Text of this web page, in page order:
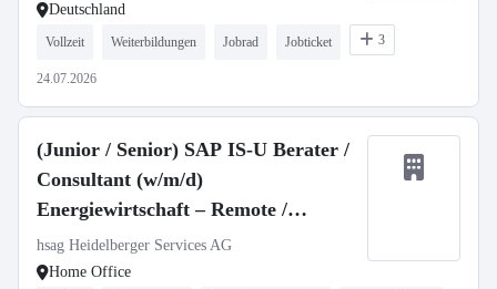
Deutschland
Vollzeit Weiterbildungen Jobrad Jobticket 3
24.07.2026
(Junior / Senior) SAP IS-U Berater /
Consultant (w/m/d)
Energiewirtschaft – Remote /
Deutschland / Neuseeland
hsag Heidelberger Services AG
Home Office